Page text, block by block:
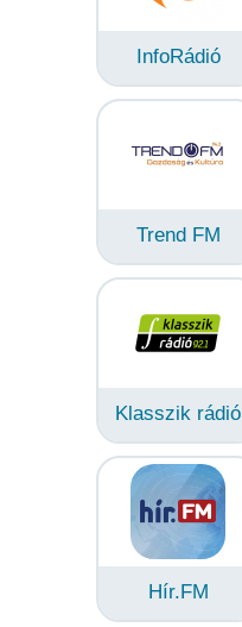
InfoRádió
Trend FM
Klasszik rádió
Hír.FM